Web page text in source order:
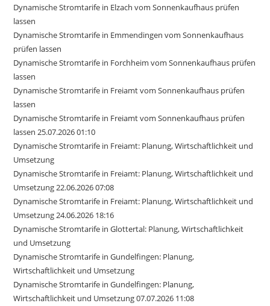
Dynamische Stromtarife in Elzach vom Sonnenkaufhaus prüfen
lassen
Dynamische Stromtarife in Emmendingen vom Sonnenkaufhaus
prüfen lassen
Dynamische Stromtarife in Forchheim vom Sonnenkaufhaus prüfen
lassen
Dynamische Stromtarife in Freiamt vom Sonnenkaufhaus prüfen
lassen
Dynamische Stromtarife in Freiamt vom Sonnenkaufhaus prüfen
lassen 25.07.2026 01:10
Dynamische Stromtarife in Freiamt: Planung, Wirtschaftlichkeit und
Umsetzung
Dynamische Stromtarife in Freiamt: Planung, Wirtschaftlichkeit und
Umsetzung 22.06.2026 07:08
Dynamische Stromtarife in Freiamt: Planung, Wirtschaftlichkeit und
Umsetzung 24.06.2026 18:16
Dynamische Stromtarife in Glottertal: Planung, Wirtschaftlichkeit
und Umsetzung
Dynamische Stromtarife in Gundelfingen: Planung,
Wirtschaftlichkeit und Umsetzung
Dynamische Stromtarife in Gundelfingen: Planung,
Wirtschaftlichkeit und Umsetzung 07.07.2026 11:08